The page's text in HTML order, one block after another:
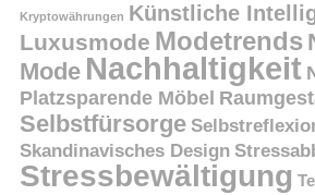
Kryptowährungen Künstliche
Luxusmode Modetrends
Mode Nachhaltigkeit
Platzsparende Möbel
Selbstfürsorge
Skandinavisches Design
Stressbewältigung